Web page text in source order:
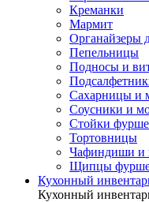
Креманки
Мармит
Органайзеры
Пепельницы
Подносы и
Сахарницы и
Соусники и
Стойки
Тортовницы
Чафиндиши и
Щипцы
Кухонный
Кухонный